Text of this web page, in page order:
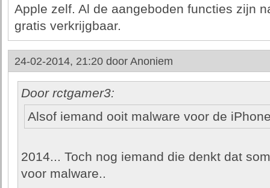
Apple zelf. Al de aangeboden functies zijn
gratis verkrijgbaar.
24-02-2014, 21:20 door Anoniem
Door rctgamer3:
Alsof iemand ooit malware voor de
2014... Toch nog iemand die denkt dat
voor malware..